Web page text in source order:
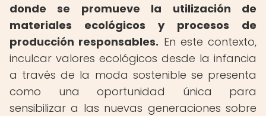
donde se promueve la utilización de
materiales ecológicos y procesos de
producción responsables. En este contexto,
inculcar valores ecológicos desde la infancia
a través de la moda sostenible se presenta
como una oportunidad única para
sensibilizar a las nuevas generaciones sobre